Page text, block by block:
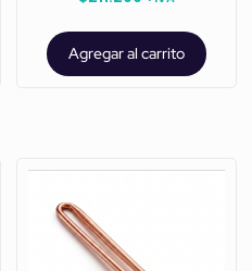
Agregar al carrito